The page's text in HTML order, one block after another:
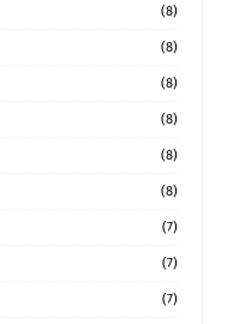
(8)
(8)
(8)
(8)
(8)
(8)
(7)
(7)
(7)